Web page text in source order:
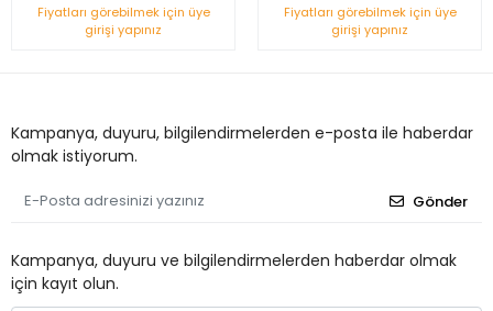
Fiyatları görebilmek için üye
girişi yapınız
Fiyatları görebilmek için üye
girişi yapınız
Kampanya, duyuru, bilgilendirmelerden e-posta ile haberdar
olmak istiyorum.
Gönder
Kampanya, duyuru ve bilgilendirmelerden haberdar olmak
için kayıt olun.